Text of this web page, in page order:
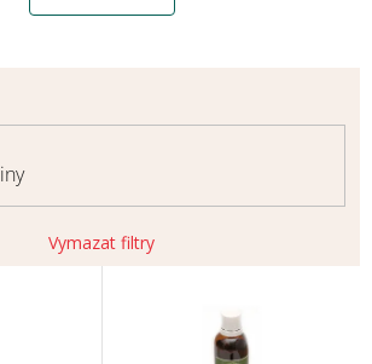
Vymazat filtry